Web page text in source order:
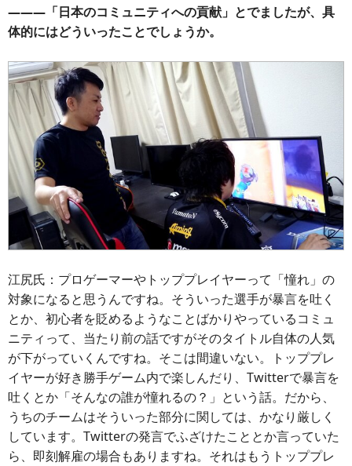
―――「日本のコミュニティへの貢献」とでましたが、具
体的にはどういったことでしょうか。
江尻氏：プロゲーマーやトッププレイヤーって「憧れ」の
対象になると思うんですね。そういった選手が暴言を吐く
とか、初心者を貶めるようなことばかりやっているコミュ
ニティって、当たり前の話ですがそのタイトル自体の人気
が下がっていくんですね。そこは間違いない。トッププレ
イヤーが好き勝手ゲーム内で楽しんだり、Twitterで暴言を
吐くとか「そんなの誰が憧れるの？」という話。だから、
うちのチームはそういった部分に関しては、かなり厳しく
しています。Twitterの発言でふざけたこととか言っていた
ら、即刻解雇の場合もありますね。それはもうトッププレ